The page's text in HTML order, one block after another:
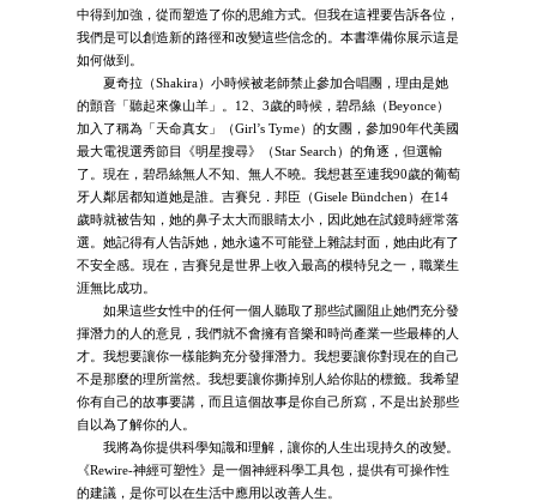
中得到加強，從而塑造了你的思維方式。但我在這裡要告訴各位，
我們是可以創造新的路徑和改變這些信念的。本書準備你展示這是
如何做到。
夏奇拉（Shakira）小時候被老師禁止參加合唱團，理由是她
的顫音「聽起來像山羊」。12、3歲的時候，碧昂絲（Beyonce）
加入了稱為「天命真女」（Girl’s Tyme）的女團，參加90年代美國
最大電視選秀節目《明星搜尋》（Star Search）的角逐，但選輸
了。現在，碧昂絲無人不知、無人不曉。我想甚至連我90歲的葡萄
牙人鄰居都知道她是誰。吉賽兒．邦臣（Gisele Bündchen）在14
歲時就被告知，她的鼻子太大而眼睛太小，因此她在試鏡時經常落
選。她記得有人告訴她，她永遠不可能登上雜誌封面，她由此有了
不安全感。現在，吉賽兒是世界上收入最高的模特兒之一，職業生
涯無比成功。
如果這些女性中的任何一個人聽取了那些試圖阻止她們充分發
揮潛力的人的意見，我們就不會擁有音樂和時尚產業一些最棒的人
才。我想要讓你一樣能夠充分發揮潛力。我想要讓你對現在的自己
不是那麼的理所當然。我想要讓你撕掉別人給你貼的標籤。我希望
你有自己的故事要講，而且這個故事是你自己所寫，不是出於那些
自以為了解你的人。
我將為你提供科學知識和理解，讓你的人生出現持久的改變。
《Rewire-神經可塑性》是一個神經科學工具包，提供有可操作性
的建議，是你可以在生活中應用以改善人生。